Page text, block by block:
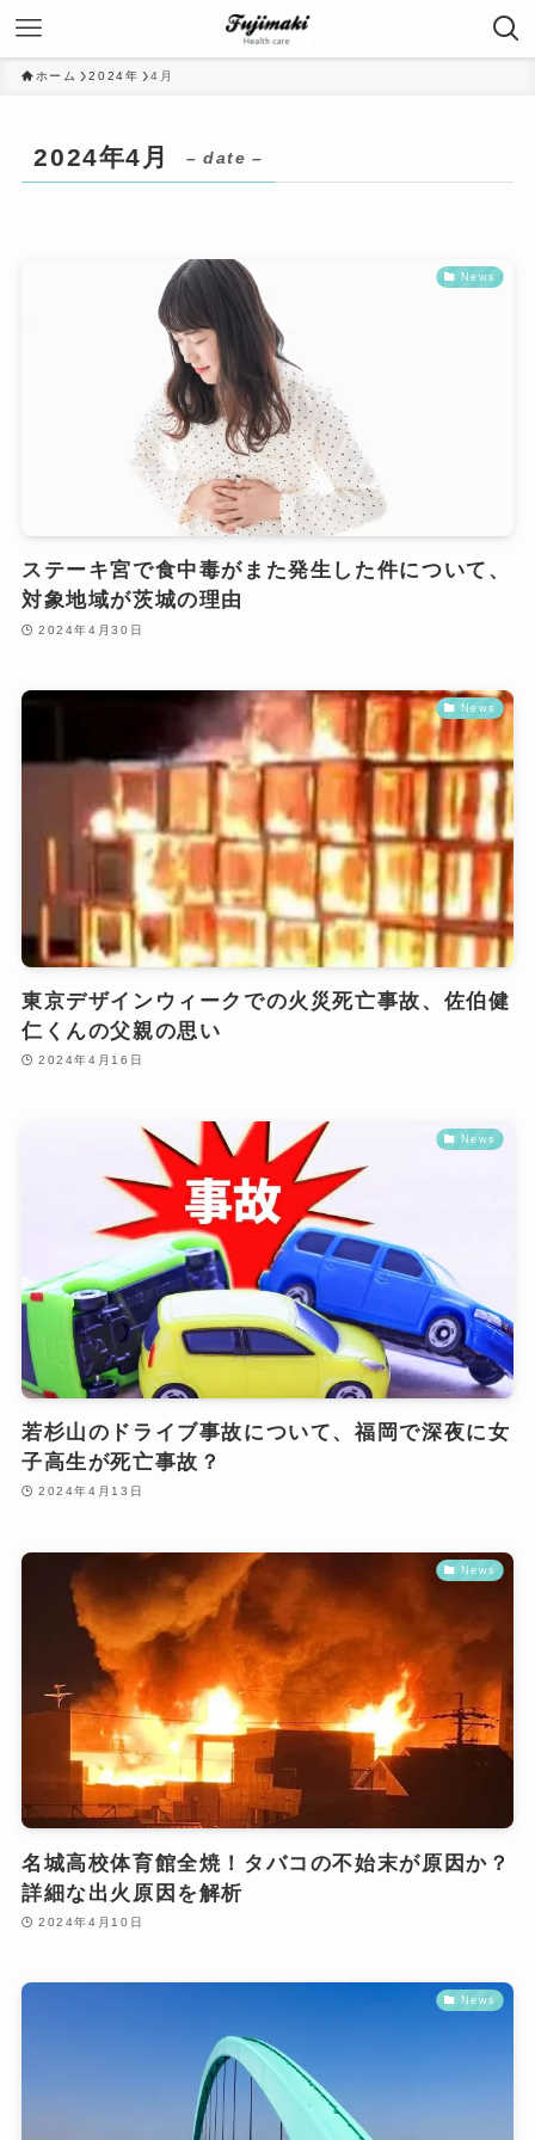
ホーム 2024年 4月
2024年4月 – date –
News
ステーキ宮で食中毒がまた発生した件について、
対象地域が茨城の理由
2024年4月30日
News
東京デザインウィークでの火災死亡事故、佐伯健
仁くんの父親の思い
2024年4月16日
News
若杉山のドライブ事故について、福岡で深夜に女
子高生が死亡事故？
2024年4月13日
News
名城高校体育館全焼！タバコの不始末が原因か？
詳細な出火原因を解析
2024年4月10日
News